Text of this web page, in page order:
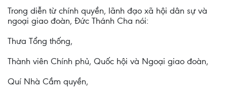
Trong diễn từ chính quyền, lãnh đạo xã hội dân sự và
ngoại giao đoàn, Đức Thánh Cha nói:
Thưa Tổng thống,
Thành viên Chính phủ, Quốc hội và Ngoại giao đoàn,
Quí Nhà Cầm quyền,